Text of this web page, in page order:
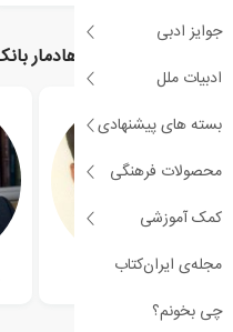
جوایز ادبی
ادبیات ملل
بسته های پیشنهادی
محصولات فرهنگی
کمک آموزشی
مجله‌ی ایران‌کتاب
چی بخونم؟
نویسندگان مرتبط با هادمار
مسعود احمدزاده